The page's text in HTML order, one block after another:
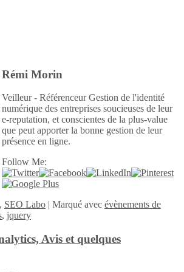
Rémi Morin
Veilleur - Référenceur Gestion de l'identité
numérique des entreprises soucieuses de leur
e-reputation, et conscientes de la plus-value
que peut apporter la bonne gestion de leur
présence en ligne.
Follow Me:
, SEO Labo | Marqué avec évènements de
, jquery
Avis et quelques